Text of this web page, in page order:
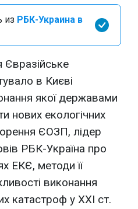
из РБК-Украина в
Євразійське
в Києві
якої державами
нових екологічних
ЄОЗП, лідер
РБК-Україна про
ЕКЄ, методи її
виконання
катастроф у XXI ст.